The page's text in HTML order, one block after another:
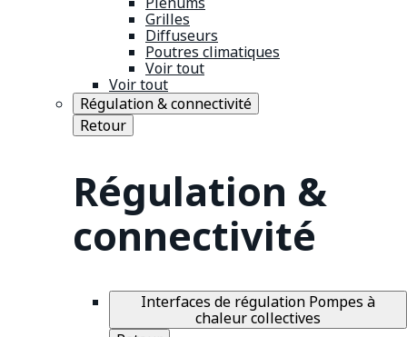
Grilles
Diffuseurs
Poutres climatiques
Voir tout
Voir tout
Régulation & connectivité
Retour
Régulation &
connectivité
Interfaces de régulation Pompes à
chaleur collectives